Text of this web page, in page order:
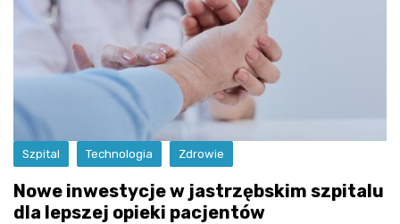
Szpital Technologia Zdrowie
Nowe inwestycje w jastrzębskim szpitalu
dla lepszej opieki pacjentów